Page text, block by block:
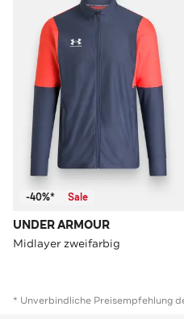
-40%* Sale
UNDER ARMOUR
Midlayer zweifarbig
* Unverbindliche Preisempfehlung